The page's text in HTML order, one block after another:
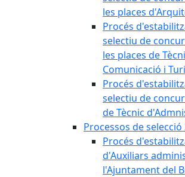
les places
Procés
selectiu de
les places de
Comunicació i
Procés
selectiu de
de Tècnic
Processos de selecció
Procés
d'Auxiliars
l'Ajuntament del